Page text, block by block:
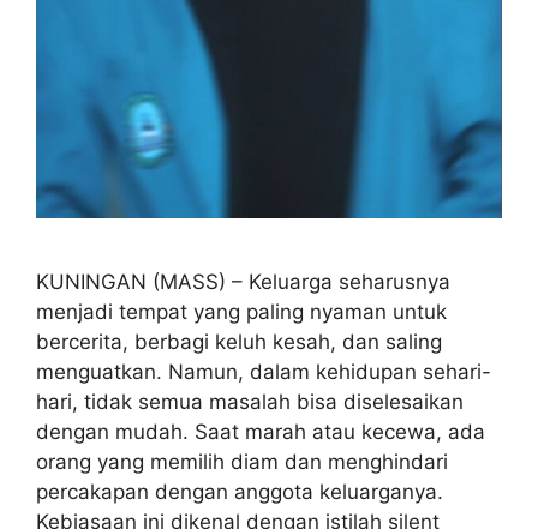
KUNINGAN (MASS) – Keluarga seharusnya
menjadi tempat yang paling nyaman untuk
bercerita, berbagi keluh kesah, dan saling
menguatkan. Namun, dalam kehidupan sehari-
hari, tidak semua masalah bisa diselesaikan
dengan mudah. Saat marah atau kecewa, ada
orang yang memilih diam dan menghindari
percakapan dengan anggota keluarganya.
Kebiasaan ini dikenal dengan istilah silent